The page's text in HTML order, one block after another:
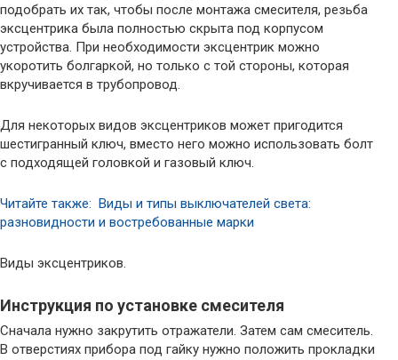
подобрать их так, чтобы после монтажа смесителя, резьба
эксцентрика была полностью скрыта под корпусом
устройства. При необходимости эксцентрик можно
укоротить болгаркой, но только с той стороны, которая
вкручивается в трубопровод.
Для некоторых видов эксцентриков может пригодится
шестигранный ключ, вместо него можно использовать болт
с подходящей головкой и газовый ключ.
Читайте также: Виды и типы выключателей света:
разновидности и востребованные марки
Виды эксцентриков.
Инструкция по установке смесителя
Сначала нужно закрутить отражатели. Затем сам смеситель.
В отверстиях прибора под гайку нужно положить прокладки